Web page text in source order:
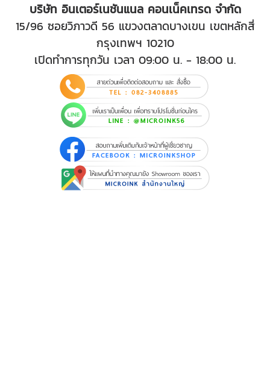
บริษัท อินเตอร์เนชันแนล คอนเน็คเทรด จำกัด
15/96 ซอยวิภาวดี 56 แขวงตลาดบางเขน เขตหลักสี่
กรุงเทพฯ 10210
เปิดทำการทุกวัน เวลา 09:00 น. - 18:00 น.